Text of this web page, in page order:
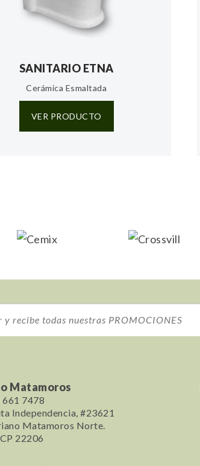
SANITARIO ETNA
Cerámica Esmaltada
VER PRODUCTO
Matamoros
661 7478
Independencia, #23621
Matamoros Norte.
22206